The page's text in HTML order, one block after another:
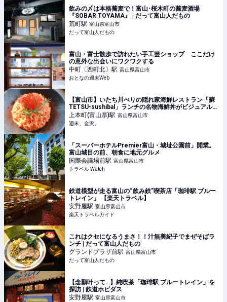
飲みの〆は本格蕎麦で！富山･桜木町の蕎麦酒場
『SOBAR TOYAMA』 | だって富山人だもの
荒町駅 富山県富山市
だって富山人だもの
富山・富士散歩で訪れたい手工芸ショップ ここだけ
の意外な出会いにワクワクする
中町〔西町北〕駅 富山県富山市
おとなの週末Web
【富山市】いたち川べりの隠れ家海鮮レストラン「蘇
TETSU-sushibal」ランチの名物海鮮丼がビジュアル抜
群&美味！! 【記念日やデートにおすすめ】 - 週末、金
沢。
上本町(富山県)駅 富山県富山市
週末、金沢。
「スーパーホテルPremier富山・城址公園前」開業。
富山城目の前、朝食に地元グルメ
国際会議場前駅 富山県富山市
トラベル Watch
鉄道模型が走る富山の“飲み鉄”喫茶店「珈琲駅 ブルー
トレイン」 【楽天トラベル】
安野屋駅 富山県富山市
楽天トラベルガイド
これはクセになるうまさ！！汁無美紀子でまぜそばラ
ンチ | だって富山人だもの
グランドプラザ前駅 富山県富山市
だって富山人だもの
【念願叶って…】純喫茶「珈琲駅 ブルートレイン」を
探訪 | 鉄道ホビダス
安野屋駅 富山県富山市